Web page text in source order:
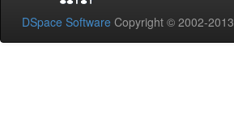
DSpace Software Copyright © 2002-2013